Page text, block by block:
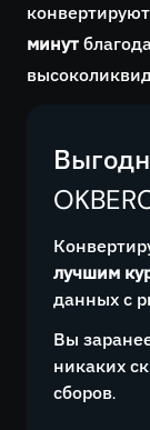
минут
лучшим
данных с
Вы
никаких
сборов.